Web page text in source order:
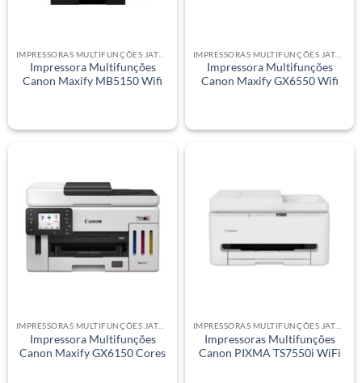
Impressora Multifunções
Canon Maxify MB5150 Wifi
Impressora Multifunções
Canon Maxify GX6550 Wifi
Impressora Multifunções
Canon Maxify GX6150 Cores
Impressoras Multifunções
Canon PIXMA TS7550i WiFi